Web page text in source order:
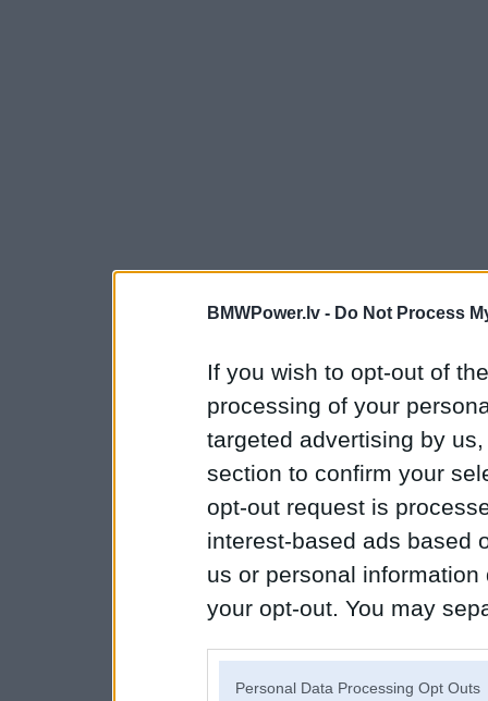
BMWPower.lv - Do Not Process
If you wish to opt-out of
processing of your
targeted advertising by
section to confirm your
opt-out request is
interest-based ads based
us or personal
your opt-out. You may
Personal Data Processing Opt Outs